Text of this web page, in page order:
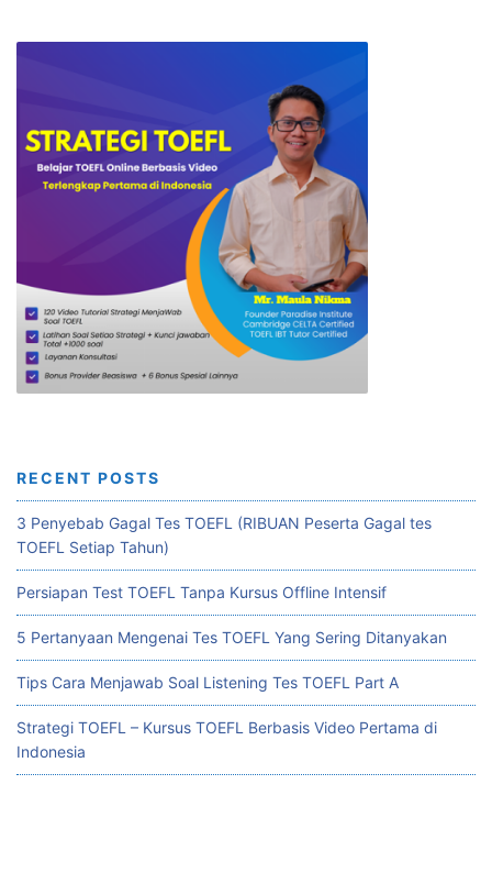
RECENT POSTS
3 Penyebab Gagal Tes TOEFL (RIBUAN Peserta Gagal tes
TOEFL Setiap Tahun)
Persiapan Test TOEFL Tanpa Kursus Offline Intensif
5 Pertanyaan Mengenai Tes TOEFL Yang Sering Ditanyakan
Tips Cara Menjawab Soal Listening Tes TOEFL Part A
Strategi TOEFL – Kursus TOEFL Berbasis Video Pertama di
Indonesia